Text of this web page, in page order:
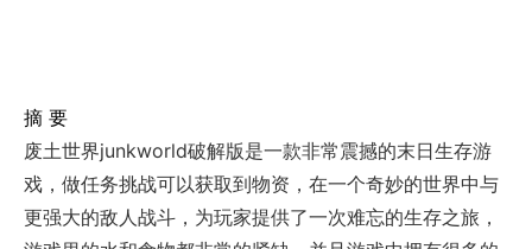
摘 要
废土世界junkworld破解版是一款非常震撼的末日生存游
戏，做任务挑战可以获取到物资，在一个奇妙的世界中与
更强大的敌人战斗，为玩家提供了一次难忘的生存之旅，